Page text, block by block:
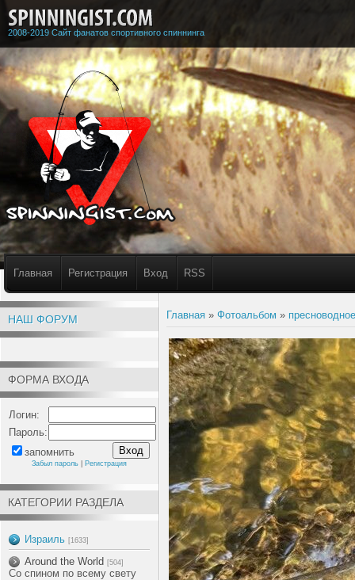
2008-2019 Сайт фанатов спортивного спиннинга
Главная Регистрация Вход RSS
НАШ ФОРУМ
ФОРМА ВХОДА
Логин:
Пароль:
запомнить
Забыл пароль Регистрация
КАТЕГОРИИ РАЗДЕЛА
Израиль [1633]
Around the World [504]
Со спином по всему свету
Главная » Фотоальбом »